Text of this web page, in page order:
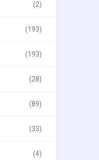
(2)
(193)
(193)
(28)
(89)
(33)
(4)